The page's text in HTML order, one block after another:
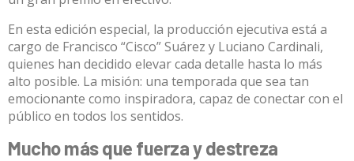
En esta edición especial, la producción ejecutiva está a
cargo de Francisco “Cisco” Suárez y Luciano Cardinali,
quienes han decidido elevar cada detalle hasta lo más
alto posible. La misión: una temporada que sea tan
emocionante como inspiradora, capaz de conectar con el
público en todos los sentidos.​
Mucho más que fuerza y destreza